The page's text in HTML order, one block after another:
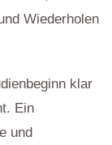
Wiederholen
klar
Ein
und